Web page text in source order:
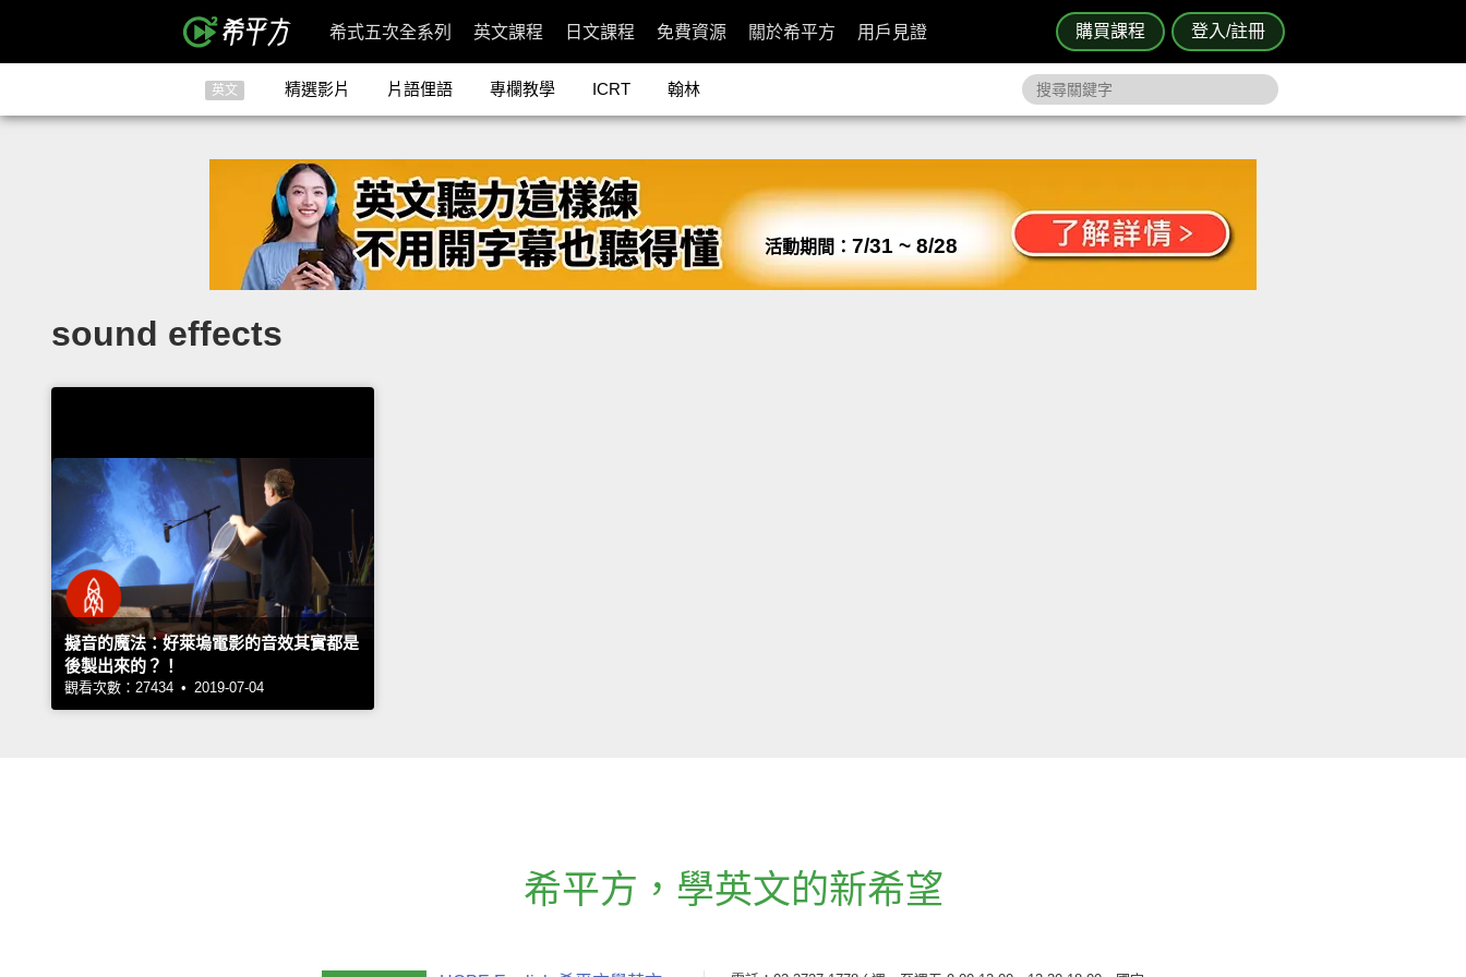
購買課程 登入/註冊
希式五次全系列 英文課程 日文課程 免費資源 關於希平方 用戶見證
英文 精選影片 片語俚語 專欄教學 ICRT 翰林
活動期間： 7/31 ~ 8/28
sound effects
擬音的魔法：好萊塢電影的音效其實都是
後製出來的？！
觀看次數：27434 • 2019-07-04
希平方 ， 學英文的新希望